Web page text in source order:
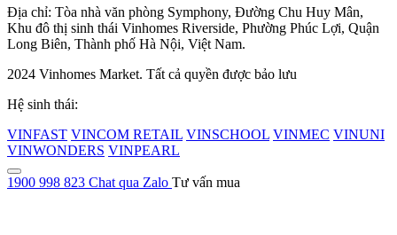
Địa chỉ: Tòa nhà văn phòng Symphony, Đường Chu Huy Mân,
Khu đô thị sinh thái Vinhomes Riverside, Phường Phúc Lợi, Quận
Long Biên, Thành phố Hà Nội, Việt Nam.
2024 Vinhomes Market. Tất cả quyền được bảo lưu
Hệ sinh thái:
VINFAST VINCOM RETAIL VINSCHOOL VINMEC VINUNI
VINWONDERS VINPEARL
1900 998 823 Chat qua Zalo Tư vấn mua